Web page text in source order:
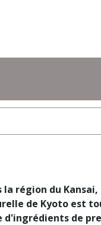
région du
de Kyoto est
de